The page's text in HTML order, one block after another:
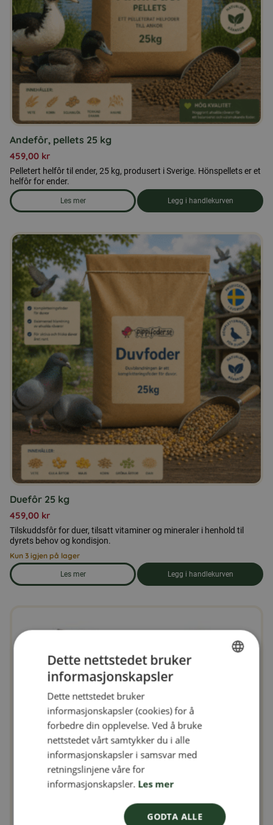
Andefôr, pellets 25 kg
459,00 kr
Pelletert helfôr til ender, 25 kg, produsert i Sverige. Hönspellets er et
helfôr for ender.
Les mer
om produkten Andefôr, pellets 25 kg
Legg i handlekurven
Duefôr 25 kg
459,00 kr
Tilskuddsfôr for duer, tilsatt vitaminer og mineraler i henhold til
dyrets behov og kondisjon.
Kun 3 igjen på lager
Les mer
om produkten Duefôr 25 kg
Legg i handlekurven
Dette nettstedet bruker
informasjonskapsler
Dette nettstedet bruker
informasjonskapsler (cookies) for å
forbedre din opplevelse. Ved å bruke
nettstedet vårt samtykker du i alle
informasjonskapsler i samsvar med
retningslinjene våre for
informasjonskapsler. Les mer
GODTA ALLE